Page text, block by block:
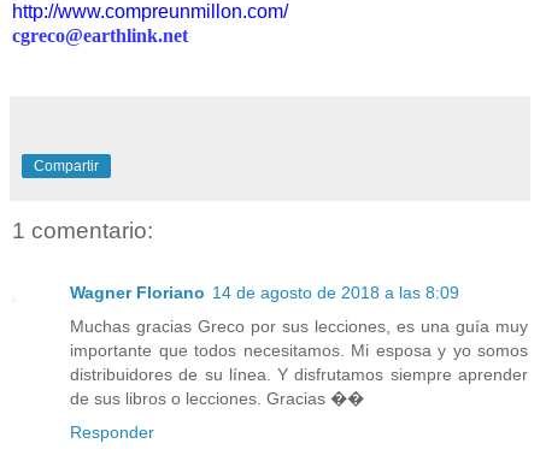
http://www.compreunmillon.com/
cgreco@earthlink.net
Compartir
1 comentario:
Wagner Floriano 14 de agosto de 2018 a las 8:09
Muchas gracias Greco por sus lecciones, es una guía muy
importante que todos necesitamos. Mi esposa y yo somos
distribuidores de su línea. Y disfrutamos siempre aprender
de sus libros o lecciones. Gracias ��
Responder